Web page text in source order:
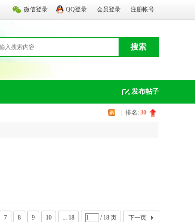
微信登录 QQ登录 会员登录 注册帐号
搜索
发布帖子
排名: 30
7 8 9 10 ... 18 / 18 页 下一页